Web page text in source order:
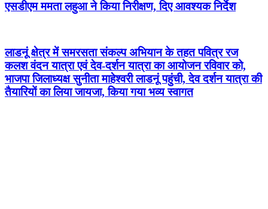
एसडीएम ममता लहुआ ने किया निरीक्षण, दिए आवश्यक निर्देश
लाडनूं क्षेत्र में समरसता संकल्प अभियान के तहत पवित्र रज
कलश वंदन यात्रा एवं देव-दर्शन यात्रा का आयोजन रविवार को,
भाजपा जिलाध्यक्ष सुनीता माहेश्वरी लाडनूं पहुंची, देव दर्शन यात्रा की
तैयारियों का लिया जायजा, किया गया भव्य स्वागत